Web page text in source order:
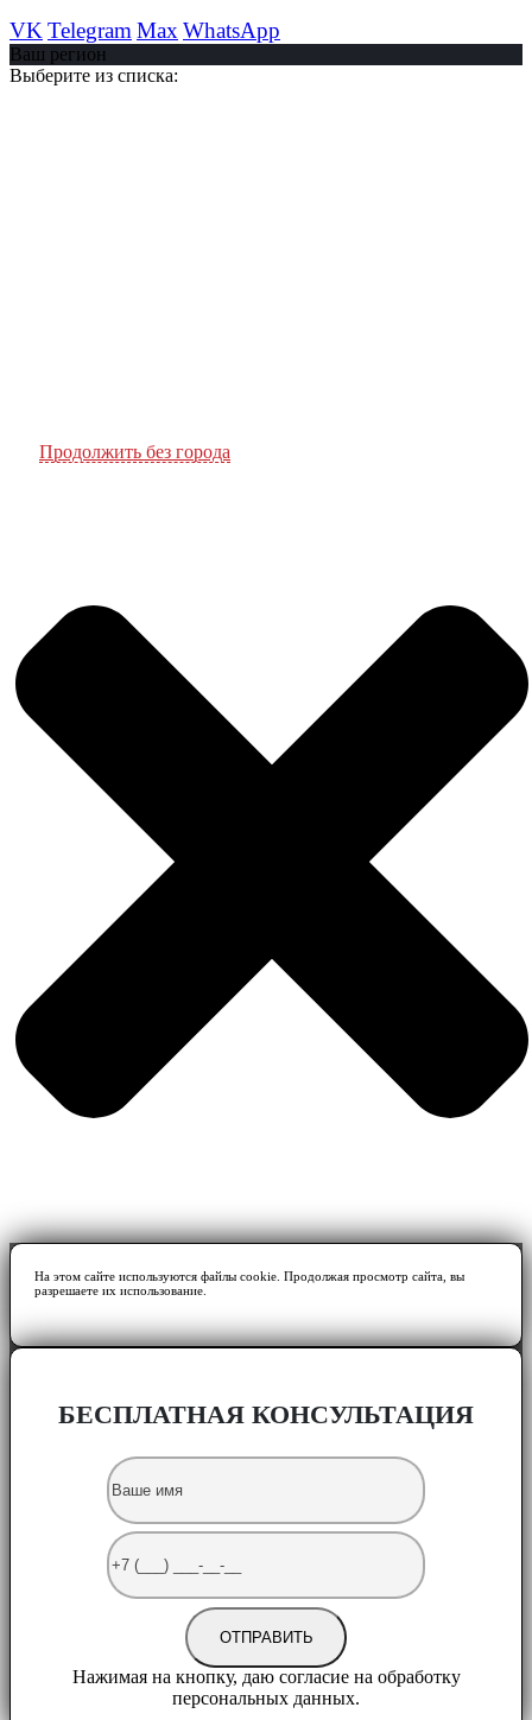
VK Telegram Max WhatsApp
Ваш регион
Выберите из списка:
Продолжить без города
На этом сайте используются файлы cookie. Продолжая просмотр сайта, вы
разрешаете их использование.
БЕСПЛАТНАЯ КОНСУЛЬТАЦИЯ
Нажимая на кнопку, даю согласие на обработку
персональных данных.